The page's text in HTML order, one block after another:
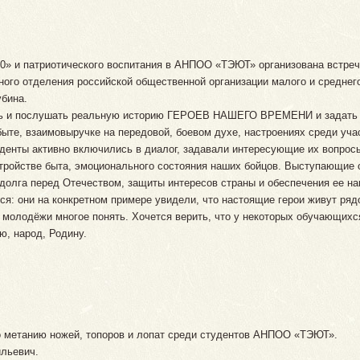
и патриотического воспитания в АНПОО «ТЭЮТ» организована
отделения российской общественной организации малого и
послушать реальную историю ГЕРОЕВ НАШЕГО ВРЕМЕНИ и задать
взаимовыручке на передовой, боевом духе, настроениях среди
активно включились в диалог, задавали интересующие их
быта, эмоционального состояния наших бойцов.
перед Отечеством, защиты интересов страны и обеспечения ее
они на конкретном примере увидели, что настоящие герои живут
многое понять. Хочется верить, что у некоторых
народ, Родину.
ножей, топоров и лопат среди студентов АНПОО «ТЭЮТ».